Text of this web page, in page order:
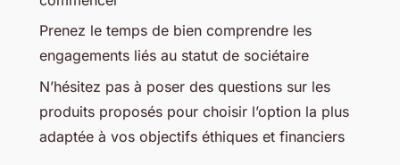
Prenez le temps de bien comprendre les
engagements liés au statut de sociétaire
N’hésitez pas à poser des questions sur les
produits proposés pour choisir l’option la plus
adaptée à vos objectifs éthiques et financiers